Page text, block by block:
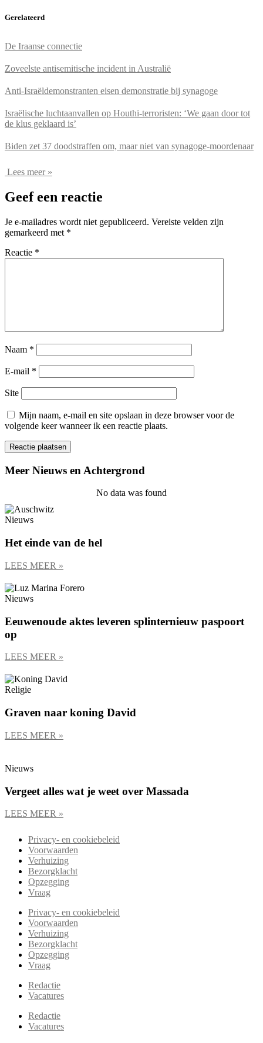
Gerelateerd
De Iraanse connectie
Zoveelste antisemitische incident in Australië
Anti-Israëldemonstranten eisen demonstratie bij synagoge
Israëlische luchtaanvallen op Houthi-terroristen: ‘We gaan door tot
de klus geklaard is’
Biden zet 37 doodstraffen om, maar niet van synagoge-moordenaar
Lees meer »
Geef een reactie
Je e-mailadres wordt niet gepubliceerd. Vereiste velden zijn
gemarkeerd met *
Reactie *
Naam *
E-mail *
Site
Mijn naam, e-mail en site opslaan in deze browser voor de
volgende keer wanneer ik een reactie plaats.
Meer Nieuws en Achtergrond
No data was found
Nieuws
Het einde van de hel
LEES MEER »
Nieuws
Eeuwenoude aktes leveren splinternieuw paspoort
op
LEES MEER »
Religie
Graven naar koning David
LEES MEER »
Nieuws
Vergeet alles wat je weet over Massada
LEES MEER »
Privacy- en cookiebeleid
Voorwaarden
Verhuizing
Bezorgklacht
Opzegging
Vraag
Privacy- en cookiebeleid
Voorwaarden
Verhuizing
Bezorgklacht
Opzegging
Vraag
Redactie
Vacatures
Redactie
Vacatures